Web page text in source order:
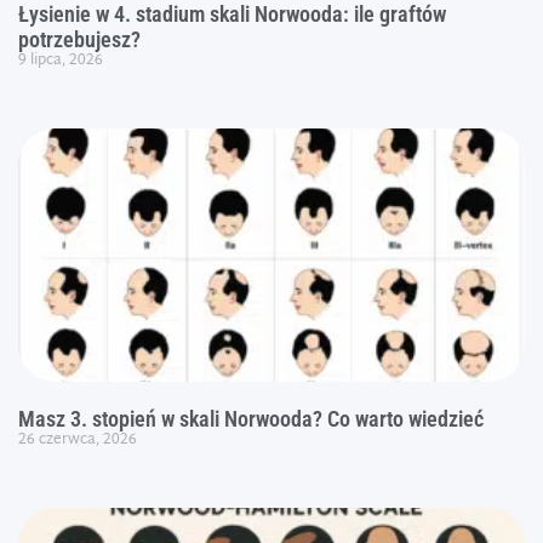
Łysienie w 4. stadium skali Norwooda: ile graftów
potrzebujesz?
9 lipca, 2026
Masz 3. stopień w skali Norwooda? Co warto wiedzieć
26 czerwca, 2026